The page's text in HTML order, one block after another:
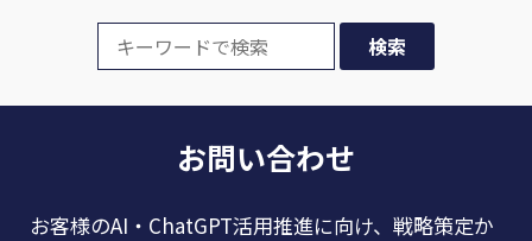
お問い合わせ
お客様のAI・ChatGPT活用推進に向け、戦略策定か